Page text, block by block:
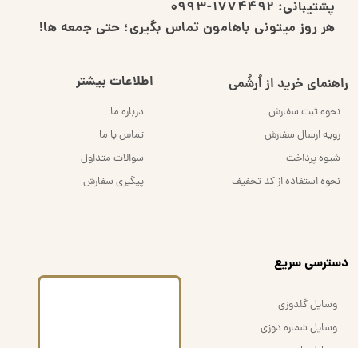
پشتیبانی: 1774492-0993
هر روز میتونی باهامون تماس بگیری؛ حتی جمعه ها!
راهنمای خرید از اُرشُمی
نحوه ثبت سفارش
رویه ارسال سفارش
شیوه پرداخت
نحوه استفاده از کد تخفیف
اطلاعات بیشتر
درباره ما
تماس با ما
سوالات متداول
پیگیری سفارش
​دسترسی سریع
وسایل گلدوزی
وسایل شماره دوزی